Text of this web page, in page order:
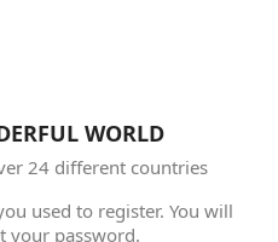
WORLD
24 different countries
used to register. You will
your password.